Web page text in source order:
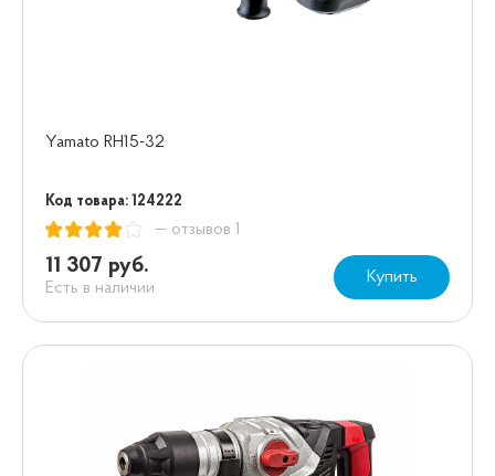
Yamato RH15-32
Код товара: 124222
— отзывов 1
11 307 руб.
Есть в наличии
Купить